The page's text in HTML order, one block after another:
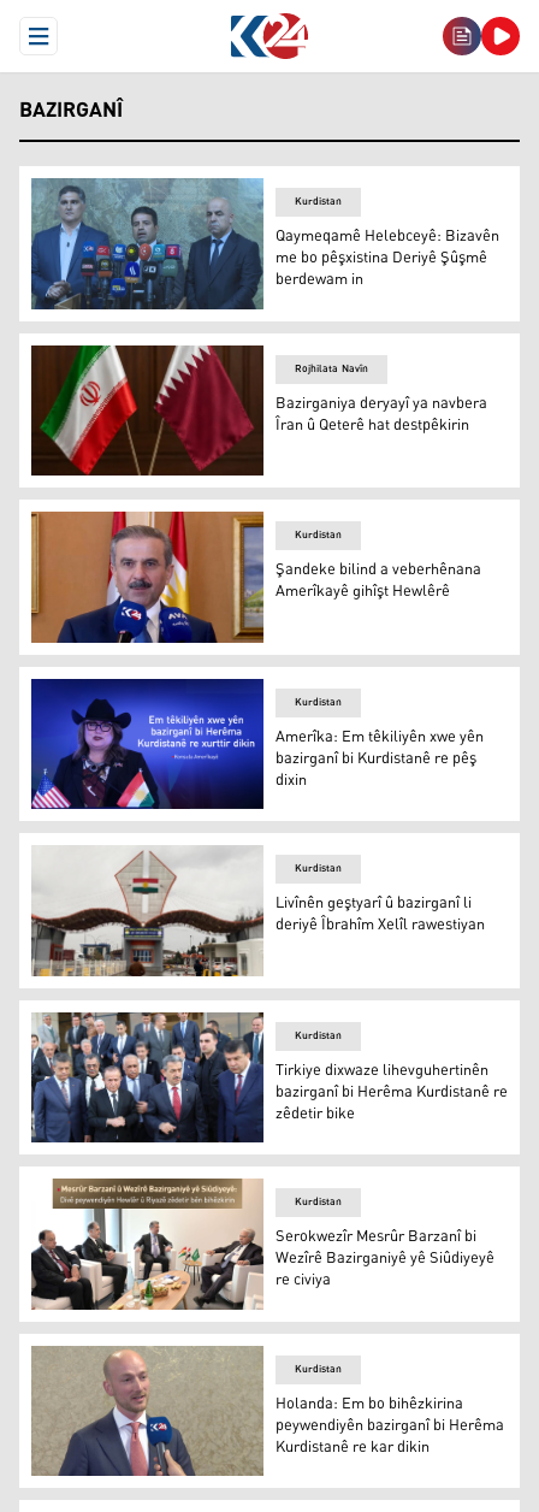
Open Menu
BAZIRGANÎ
Qaymeqamê Helebceyê: Bizavên me bo pêşxistina
Kurdistan
Qaymeqamê Helebceyê: Bizavên
me bo pêşxistina Deriyê Şûşmê
berdewam in
Bazirganiya deryayî ya navbera Îran û Qeterê hat
Rojhilata Navîn
Bazirganiya deryayî ya navbera
Îran û Qeterê hat destpêkirin
Mihemed Şukrî
Kurdistan
Şandeke bilind a veberhênana
Amerîkayê gihîşt Hewlêrê
Wendy Green
Kurdistan
Amerîka: Em têkiliyên xwe yên
bazirganî bi Kurdistanê re pêş
dixin
Deriyê Sinorî yê Îbrahîm Xelîl
Kurdistan
Livînên geştyarî û bazirganî li
deriyê Îbrahîm Xelîl rawestiyan
Tirkiye dixwaze lihevguhertinên bazirganî bi Herêma
Kurdistan
Tirkiye dixwaze lihevguhertinên
bazirganî bi Herêma Kurdistanê re
zêdetir bike
Serokwezîr Mesrûr Barzanî bi Wezîrê Bazirganiyê yê
Kurdistan
Serokwezîr Mesrûr Barzanî bi
Wezîrê Bazirganiyê yê Siûdiyeyê
re civiya
Konsulê Giştî yê Holandayê li Herêma Kurdistanê
Kurdistan
Holanda: Em bo bihêzkirina
peywendiyên bazirganî bi Herêma
Kurdistanê re kar dikin